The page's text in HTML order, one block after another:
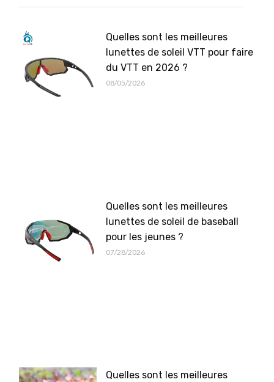
Quelles sont les meilleures
lunettes de soleil VTT pour faire
du VTT en 2026 ?
08/05/2026
Quelles sont les meilleures
lunettes de soleil de baseball
pour les jeunes ?
07/28/2026
Quelles sont les meilleures